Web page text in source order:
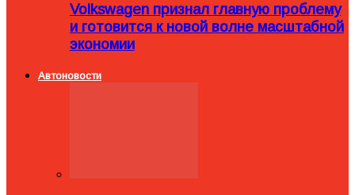
Volkswagen признал главную проблему
и готовится к новой волне масштабной
экономии
Автоновости